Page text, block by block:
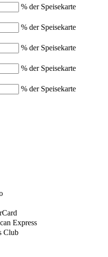
% der Speisekarte
% der Speisekarte
% der Speisekarte
% der Speisekarte
% der Speisekarte
Express
Club